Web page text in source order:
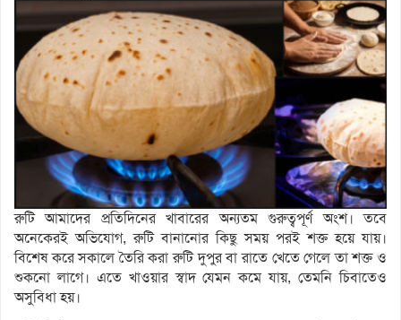
রুটি আমাদের প্রতিদিনের খাবারের অন্যতম গুরুত্বপূর্ণ অংশ। তবে
অনেকেরই অভিযোগ, রুটি বানানোর কিছু সময় পরই শক্ত হয়ে যায়।
বিশেষ করে সকালে তৈরি করা রুটি দুপুর বা রাতে খেতে গেলে তা শক্ত ও
শুকনো লাগে। এতে খাওয়ার স্বাদ যেমন কমে যায়, তেমনি চিবাতেও
অসুবিধা হয়।